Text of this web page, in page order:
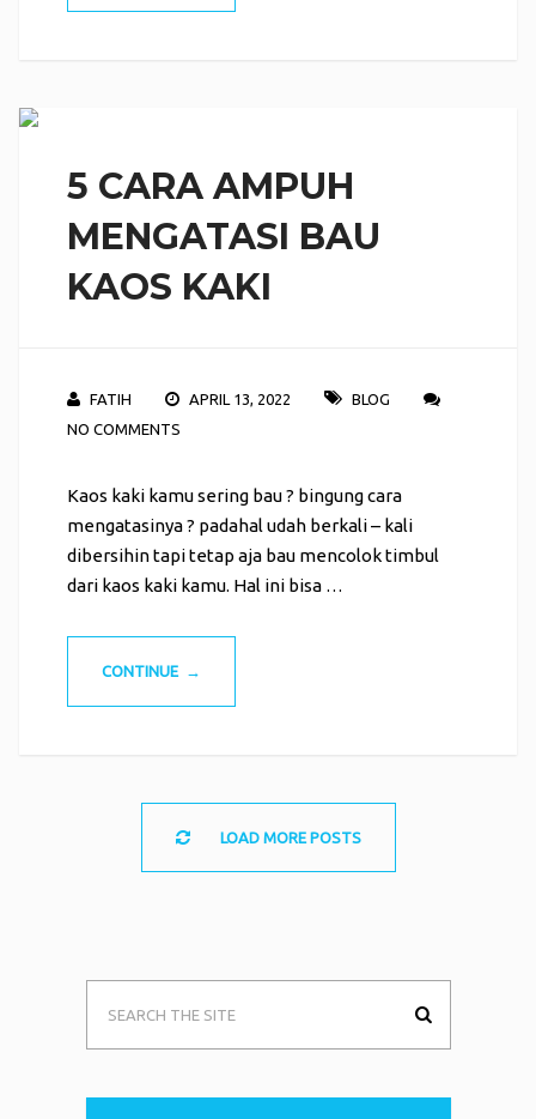
5 CARA AMPUH
MENGATASI BAU
KAOS KAKI
FATIH APRIL 13, 2022
BLOG
NO COMMENTS
Kaos kaki kamu sering bau ? bingung cara
mengatasinya ? padahal udah berkali – kali
dibersihin tapi tetap aja bau mencolok timbul
dari kaos kaki kamu. Hal ini bisa …
CONTINUE →
LOAD MORE POSTS